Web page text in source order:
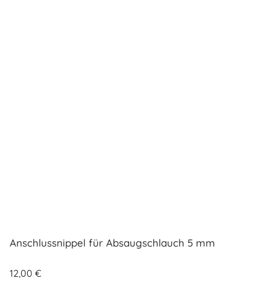
Anschlussnippel für Absaugschlauch 5 mm
12,00 €